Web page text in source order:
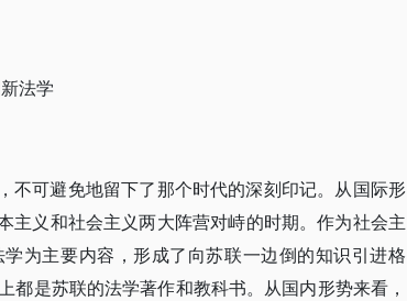
法学
不可避免地留下了那个时代的深刻印记。从国际形
主义和社会主义两大阵营对峙的时期。作为社会主
为主要内容，形成了向苏联一边倒的知识引进格
是苏联的法学著作和教科书。从国内形势来看，